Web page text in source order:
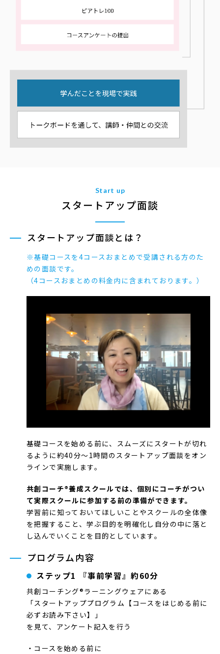
Start up
スタートアップ面談
スタートアップ面談とは？
※基礎コースを4コースおまとめで受講される方のた
めの面談です。
（4コースおまとめの料金内に含まれております。）
基礎コースを始める前に、スムーズにスタートが切れ
るように約40分～1時間のスタートアップ面談をオン
ラインで実施します。
共創コーチ®養成スクールでは、個別にコーチがつい
て実際スクールに参加する前の準備ができます。
学習前に知っておいてほしいことやスクールの全体像
を把握すること、学ぶ目的を明確化し自分の中に落と
し込んでいくことを目的としています。
プログラム内容
ステップ1 『事前学習』約60分
共創コーチング®ラーニングウェアにある
「スタートアッププログラム【コースをはじめる前に
必ずお読み下さい】」
を見て、アンケート記入を行う
・コースを始める前に